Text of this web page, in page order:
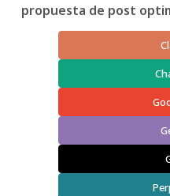
propuesta de post